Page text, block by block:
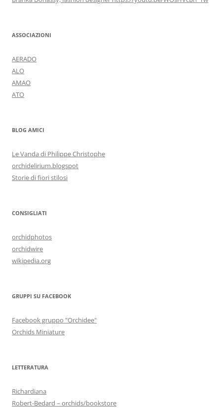
ASSOCIAZIONI
AERADO
ALO
AMAO
ATO
BLOG AMICI
Le Vanda di Philippe Christophe
orchidelirium.blogspot
Storie di fiori stilosi
CONSIGLIATI
orchidphotos
orchidwire
wikipedia.org
GRUPPI SU FACEBOOK
Facebook gruppo "Orchidee"
Orchids Miniature
LETTERATURA
Richardiana
Robert-Bedard – orchids/bookstore